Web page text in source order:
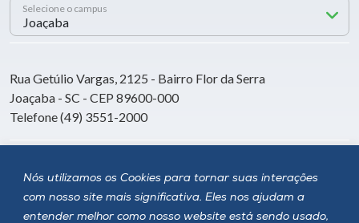
Nós utilizamos os Cookies para tornar suas interações
com nosso site mais significativa. Eles nos ajudam a
entender melhor como nosso website está sendo usado,
Selecione o campus
Rua Getúlio Vargas, 2125 - Bairro Flor da Serra
Joaçaba - SC - CEP 89600-000
Telefone (49) 3551-2000
Siga a Unoesc